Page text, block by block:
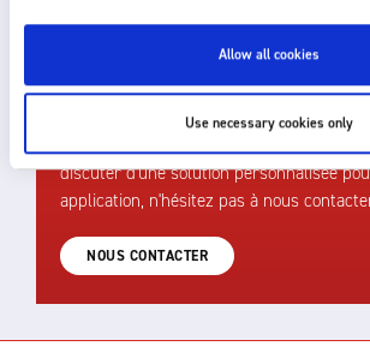
Allow all cookies
Use necessary cookies only
COMMENT POUVONS-NOUS
Fraser offre une assistance rapide,
compétente. Pour un conseil technique
discuter d'une solution personnalisée
application, n'hésitez pas à nous
NOUS CONTACTER